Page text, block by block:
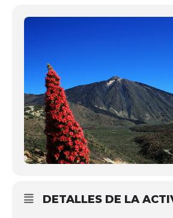
DETALLES DE LA